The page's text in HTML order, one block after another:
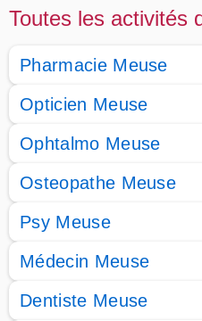
Toutes les activités
Pharmacie Meuse
Opticien Meuse
Ophtalmo Meuse
Osteopathe Meuse
Psy Meuse
Médecin Meuse
Dentiste Meuse